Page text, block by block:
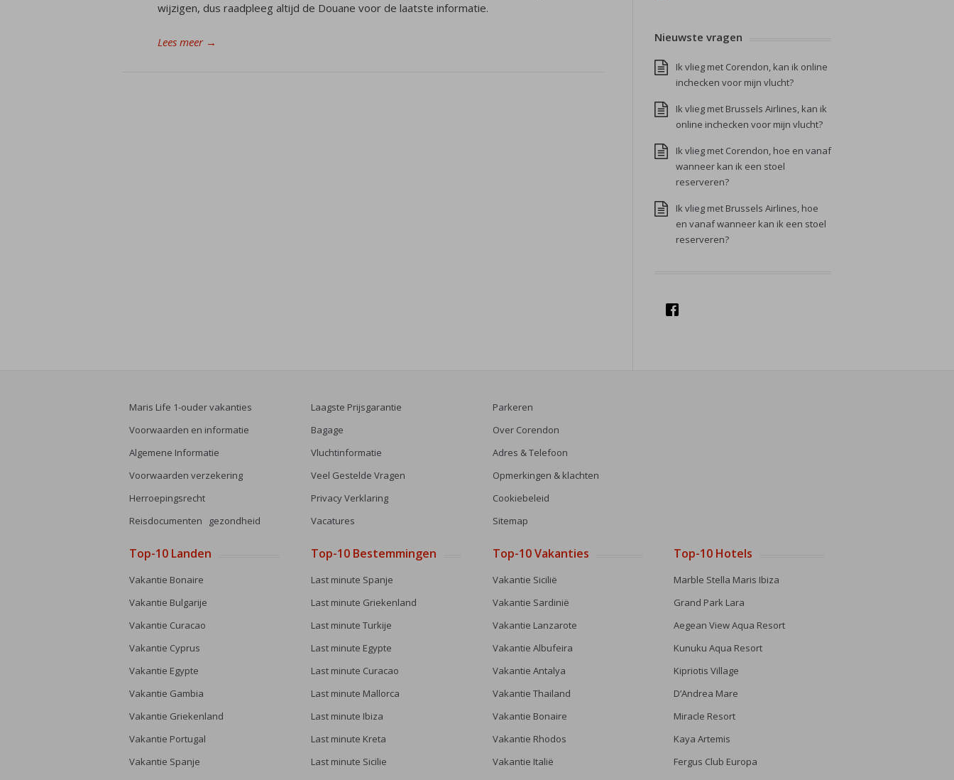
wijzigen, dus raadpleeg altijd de Douane voor de laatste informatie.
Lees meer→ Nieuwste vragen
Ik vlieg met Corendon, kan ik online
inchecken voor mijn vlucht?
Ik vlieg met Brussels Airlines, kan ik
online inchecken voor mijn vlucht?
Ik vlieg met Corendon, hoe en vanaf
wanneer kan ik een stoel
reserveren?
Ik vlieg met Brussels Airlines, hoe
en vanaf wanneer kan ik een stoel
reserveren?
Maris Life 1-ouder vakanties
Voorwaarden en informatie
Algemene Informatie
Voorwaarden verzekering
Herroepingsrecht
Reisdocumenten gezondheid
Laagste Prijsgarantie
Bagage
Vluchtinformatie
Veel Gestelde Vragen
Privacy Verklaring
Vacatures
Parkeren
Over Corendon
Adres & Telefoon
Opmerkingen & klachten
Cookiebeleid
Sitemap
Top-10 Landen
Vakantie Bonaire
Vakantie Bulgarije
Vakantie Curacao
Vakantie Cyprus
Vakantie Egypte
Vakantie Gambia
Vakantie Griekenland
Vakantie Portugal
Vakantie Spanje
Top-10 Bestemmingen
Last minute Spanje
Last minute Griekenland
Last minute Turkije
Last minute Egypte
Last minute Curacao
Last minute Mallorca
Last minute Ibiza
Last minute Kreta
Last minute Sicilie
Top-10 Vakanties
Vakantie Sicilië
Vakantie Sardinië
Vakantie Lanzarote
Vakantie Albufeira
Vakantie Antalya
Vakantie Thailand
Vakantie Bonaire
Vakantie Rhodos
Vakantie Italië
Top-10 Hotels
Marble Stella Maris Ibiza
Grand Park Lara
Aegean View Aqua Resort
Kunuku Aqua Resort
Kipriotis Village
D’Andrea Mare
Miracle Resort
Kaya Artemis
Fergus Club Europa